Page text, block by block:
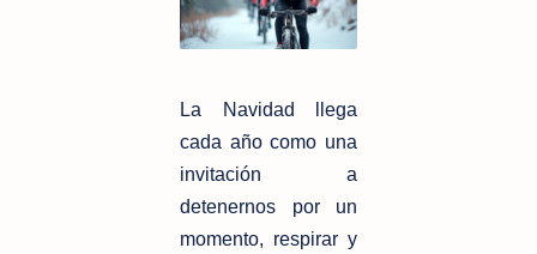
La Navidad llega
cada año como una
invitación a
detenernos por un
momento, respirar y